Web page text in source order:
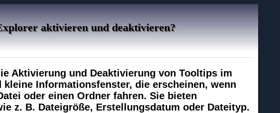
aktivieren und deaktivieren?
Aktivierung und Deaktivierung von Tooltips im
Informationsfenster, die erscheinen, wenn
oder einen Ordner fahren. Sie bieten
z. B. Dateigröße, Erstellungsdatum oder Dateityp.